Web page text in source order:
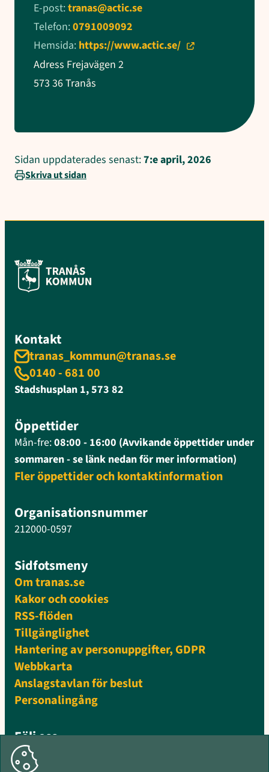
E-post:tranas@actic.se
Telefon:0791009092
Hemsida: https://www.actic.se/
Adress Frejavägen 2
573 36 Tranås
Sidan uppdaterades senast:7:e april, 2026
Skriva ut sidan
Kontakt
tranas_kommun@tranas.se
0140 - 681 00
Stadshusplan 1, 573 82
Öppettider
Mån-fre:08:00 - 16:00 (Avvikande öppettider under
sommaren - se länk nedan för mer information)
Fler öppettider och kontaktinformation
Organisationsnummer
212000-0597
Sidfotsmeny
Om tranas.se
Kakor och cookies
RSS-flöden
Tillgänglighet
Hantering av personuppgifter, GDPR
Webbkarta
Anslagstavlan för beslut
Personalingång
Följ oss
Facebook